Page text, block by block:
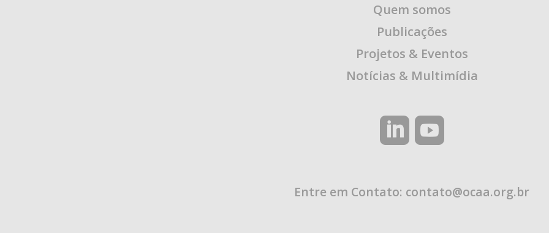
Quem somos
Publicações
Projetos & Eventos
Notícias & Multimídia
Entre em Contato: contato@ocaa.org.br